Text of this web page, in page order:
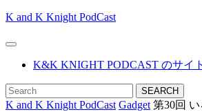
Skip
content
K and K Knight PodCast
Open
ButtonK&K KNIGHT PODCAST のサイ
CLOSE
BUTTON
Search
for:
K and K Knight PodCast Gadget 第30回